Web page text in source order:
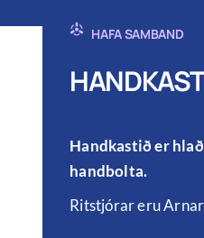
HAFA SAMBAND
Handkastið er
handbolta.
Ritstjórar eru